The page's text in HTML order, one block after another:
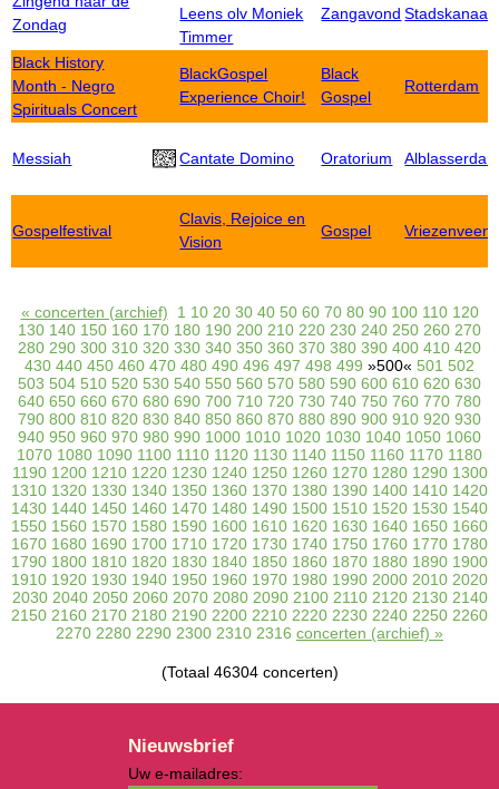
Zondag
Leens olv Moniek
Timmer
Zangavond Stadskanaal
Black History
Month - Negro
Spirituals Concert
BlackGospel
Experience Choir!
Black
Gospel
Rotterdam
Messiah Cantate Domino Oratorium
Gospelfestival
Clavis, Rejoice en
Vision
Gospel Vriezenveen
« concerten (archief) 1 10 20 30 40 50 60 70 80 90 100 110 120
130 140 150 160 170 180 190 200 210 220 230 240 250 260 270
280 290 300 310 320 330 340 350 360 370 380 390 400 410 420
430 440 450 460 470 480 490 496 497 498 499 »500« 501 502
503 504 510 520 530 540 550 560 570 580 590 600 610 620 630
640 650 660 670 680 690 700 710 720 730 740 750 760 770 780
790 800 810 820 830 840 850 860 870 880 890 900 910 920 930
940 950 960 970 980 990 1000 1010 1020 1030 1040 1050 1060
1070 1080 1090 1100 1110 1120 1130 1140 1150 1160 1170 1180
1190 1200 1210 1220 1230 1240 1250 1260 1270 1280 1290 1300
1310 1320 1330 1340 1350 1360 1370 1380 1390 1400 1410 1420
1430 1440 1450 1460 1470 1480 1490 1500 1510 1520 1530 1540
1550 1560 1570 1580 1590 1600 1610 1620 1630 1640 1650 1660
1670 1680 1690 1700 1710 1720 1730 1740 1750 1760 1770 1780
1790 1800 1810 1820 1830 1840 1850 1860 1870 1880 1890 1900
1910 1920 1930 1940 1950 1960 1970 1980 1990 2000 2010 2020
2030 2040 2050 2060 2070 2080 2090 2100 2110 2120 2130 2140
2150 2160 2170 2180 2190 2200 2210 2220 2230 2240 2250 2260
2270 2280 2290 2300 2310 2316 concerten (archief) »
(Totaal 46304 concerten)
Nieuwsbrief
Uw e-mailadres: